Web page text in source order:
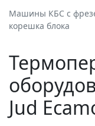
Машины КБС с
корешка блока
Jud